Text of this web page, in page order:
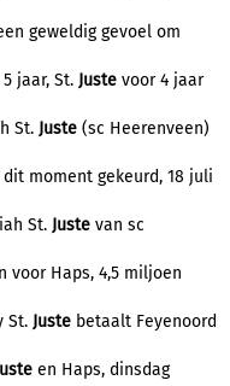
geweldig gevoel om
jaar, St. Juste voor 4 jaar
St. Juste (sc Heerenveen)
moment gekeurd, 18 juli
St. Juste van sc
voor Haps, 4,5 miljoen
St. Juste betaalt Feyenoord
en Haps, dinsdag